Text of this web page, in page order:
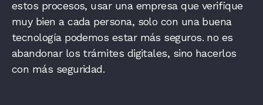
estos procesos, usar una empresa que verifique
muy bien a cada persona, solo con una buena
tecnología podemos estar más seguros. no es
abandonar los trámites digitales, sino hacerlos
con más seguridad.